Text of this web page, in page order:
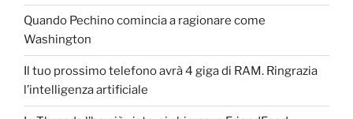
Quando Pechino comincia a ragionare come
Washington
Il tuo prossimo telefono avrà 4 giga di RAM. Ringrazia
l’intelligenza artificiale